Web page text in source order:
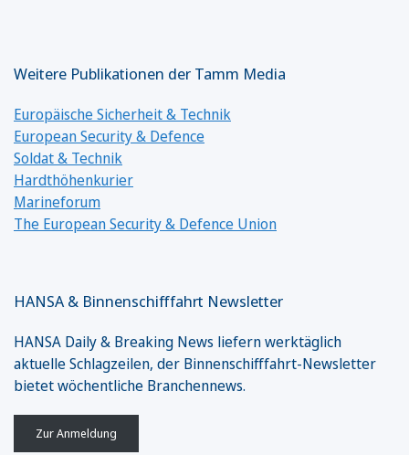
Weitere Publikationen der Tamm Media
Europäische Sicherheit & Technik
European Security & Defence
Soldat & Technik
Hardthöhenkurier
Marineforum
The European Security & Defence Union
HANSA & Binnenschifffahrt Newsletter
HANSA Daily & Breaking News liefern werktäglich
aktuelle Schlagzeilen, der Binnenschifffahrt-Newsletter
bietet wöchentliche Branchennews.
Zur Anmeldung